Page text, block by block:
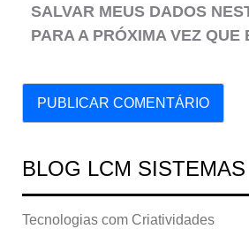
SALVAR MEUS DADOS
PARA A PRÓXIMA VEZ QUE
BLOG LCM SISTEMAS
Tecnologias com Criatividades